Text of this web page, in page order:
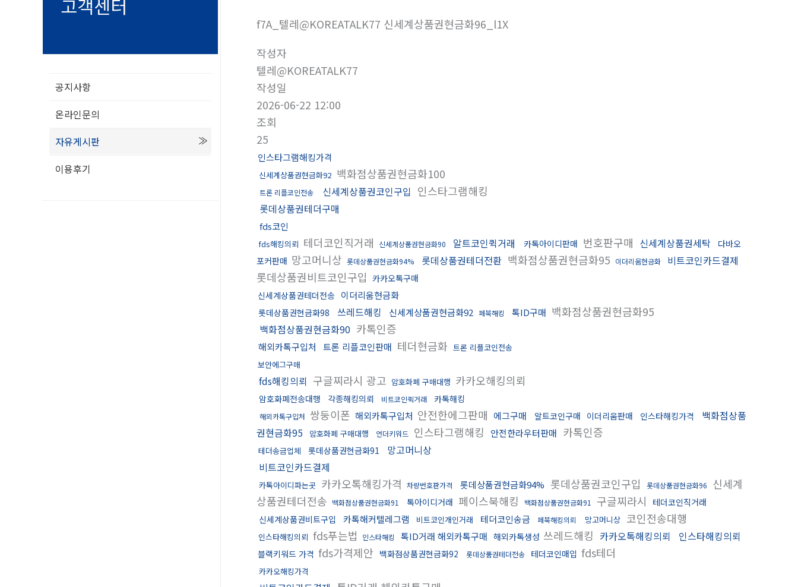
고객센터
공지사항
온라인문의
자유게시판
이용후기
f7A_텔레@KOREATALK77 신세계상품권현금화96_l1X
작성자
텔레@KOREATALK77
작성일
2026-06-22 12:00
조회
25
인스타그램해킹가격
신세계상품권현금화92 백화점상품권현금화100
트론 리플코인전송 신세계상품권코인구입 인스타그램해킹
롯데상품권테더구매
fds코인
fds해킹의뢰 테더코인직거래 신세계상품권현금화90 알트코인퀵거래 카톡아이디판매 번호판구매 신세계상품권세탁
다바오
포커판매 망고머니상 롯데상품권현금화94% 롯데상품권테더전환 백화점상품권현금화95 이더리움현금화 비트코인카드결제
롯데상품권비트코인구입 카카오톡구매
신세계상품권테더전송 이더리움현금화
롯데상품권현금화98 쓰레드해킹 신세계상품권현금화92 페북해킹 톡ID구매 백화점상품권현금화95
백화점상품권현금화90 카톡인증
해외카톡구입처 트론 리플코인판매 테더현금화 트론 리플코인전송
보안에그구매
fds해킹의뢰 구글찌라시 광고 암호화폐 구매대행 카카오해킹의뢰
암호화폐전송대행 각종해킹의뢰 비트코인퀵거래 카톡해킹
해외카톡구입처 쌍둥이폰 해외카톡구입처 안전한에그판매 에그구매 알트코인구매 이더리움판매 인스타해킹가격
백화점상품
권현금화95
암호화폐 구매대행 언더키워드 인스타그램해킹 안전한라우터판매 카톡인증
테더송금업체 롯데상품권현금화91
망고머니상
비트코인카드결제
카톡아이디파는곳 카카오톡해킹가격 차량번호판가격 롯데상품권현금화94% 롯데상품권코인구입 롯데상품권현금화96
신세계
상품권테더전송 백화점상품권현금화91 톡아이디거래 페이스북해킹 백화점상품권현금화91 구글찌라시
테더코인직거래
신세계상품권비트구입
카톡해커텔레그램 비트코인개인거래 테더코인송금 페북해킹의뢰 망고머니상 코인전송대행
인스타해킹의뢰 fds푸는법 인스타해킹 톡ID거래 해외카톡구매 해외카톡생성 쓰레드해킹 카카오톡해킹의뢰 인스타해킹의뢰
블랙키워드 가격 fds가격제안 백화점상품권현금화92 롯데상품권테더전송 테더코인매입 fds테더
카카오해킹가격